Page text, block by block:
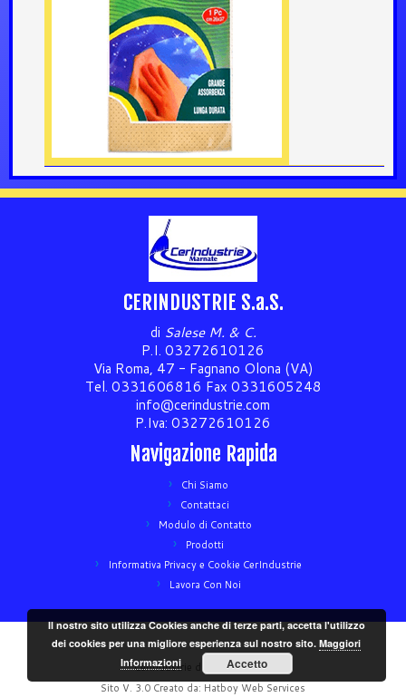
CERINDUSTRIE S.a.S.
di Salese M. & C.
P.I. 03272610126
Via Roma, 47 - Fagnano Olona (VA)
Tel. 0331606816 Fax 0331605248
info@cerindustrie.com
P.Iva: 03272610126
Navigazione Rapida
Chi Siamo
Contattaci
Modulo di Contatto
Prodotti
Informativa Privacy e Cookie CerIndustrie
Lavora Con Noi
Cerindustrie di Salese M. & C
Sito V. 3.0 Creato da: Hatboy Web Services
Il nostro sito utilizza Cookies anche di terze parti, accetta l'utilizzo
dei cookies per una migliore esperienza sul nostro sito.Maggiori
Informazioni
Accetto